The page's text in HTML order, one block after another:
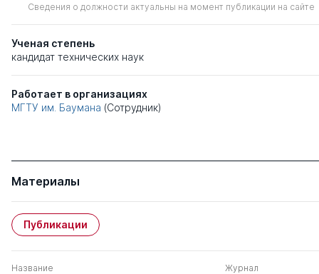
Сведения о должности актуальны на момент публикации на сайте
Ученая степень
кандидат технических наук
Работает в организациях
МГТУ им. Баумана (Сотрудник)
Материалы
Публикации
Название Журнал